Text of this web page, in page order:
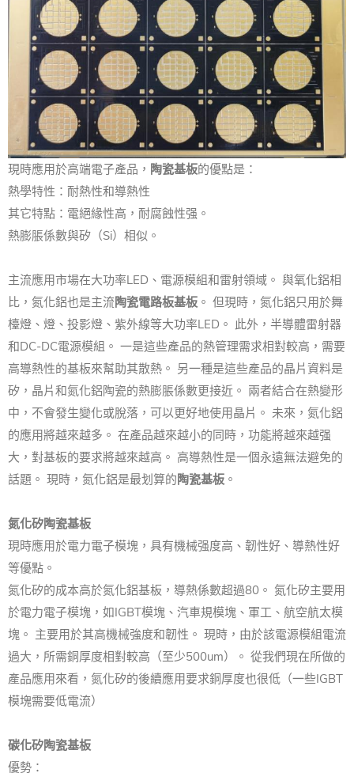
現時應用於高端電子產品， 陶瓷基板的優點是：
熱學特性：耐熱性和導熱性
其它特點：電絕緣性高，耐腐蝕性强。
熱膨脹係數與矽（Si）相似。
主流應用市場在大功率LED、電源模組和雷射領域。 與氧化鋁相
比，氮化鋁也是主流陶瓷電路板基板。 但現時，氮化鋁只用於舞
檯燈、燈、投影燈、紫外線等大功率LED。 此外，半導體雷射器
和DC-DC電源模組。 一是這些產品的熱管理需求相對較高，需要
高導熱性的基板來幫助其散熱。 另一種是這些產品的晶片資料是
矽，晶片和氮化鋁陶瓷的熱膨脹係數更接近。 兩者結合在熱變形
中，不會發生變化或脫落，可以更好地使用晶片。 未來，氮化鋁
的應用將越來越多。 在產品越來越小的同時，功能將越來越强
大，對基板的要求將越來越高。 高導熱性是一個永遠無法避免的
話題。 現時，氮化鋁是最划算的陶瓷基板。
氮化矽陶瓷基板
現時應用於電力電子模塊，具有機械强度高、韌性好、導熱性好
等優點。
氮化矽的成本高於氮化鋁基板，導熱係數超過80。 氮化矽主要用
於電力電子模塊，如IGBT模塊、汽車規模塊、軍工、航空航太模
塊。 主要用於其高機械強度和韌性。 現時，由於該電源模組電流
過大，所需銅厚度相對較高（至少500um）。 從我們現在所做的
產品應用來看，氮化矽的後續應用要求銅厚度也很低（一些IGBT
模塊需要低電流）
碳化矽陶瓷基板
優勢：